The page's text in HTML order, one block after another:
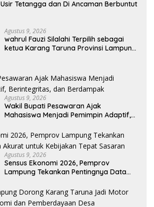
Berbuntut
Agustus 9, 2026
wahrul Fauzi Silalahi Terpilih sebagai
ketua Karang Taruna Provinsi Lampung
Agustus 9, 2026
Wakil Bupati Pesawaran Ajak
Mahasiswa Menjadi Pemimpin Adaptif,
Agustus 9, 2026
Sensus Ekonomi 2026, Pemprov
Lampung Tekankan Pentingnya Data